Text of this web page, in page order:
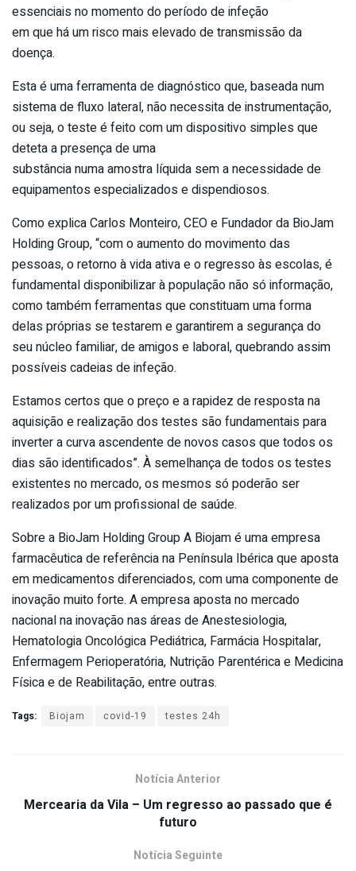
essenciais no momento do período de infeção
em que há um risco mais elevado de transmissão da
doença.
Esta é uma ferramenta de diagnóstico que, baseada num
sistema de fluxo lateral, não necessita de instrumentação,
ou seja, o teste é feito com um dispositivo simples que
deteta a presença de uma
substância numa amostra líquida sem a necessidade de
equipamentos especializados e dispendiosos.
Como explica Carlos Monteiro, CEO e Fundador da BioJam
Holding Group, “com o aumento do movimento das
pessoas, o retorno à vida ativa e o regresso às escolas, é
fundamental disponibilizar à população não só informação,
como também ferramentas que constituam uma forma
delas próprias se testarem e garantirem a segurança do
seu núcleo familiar, de amigos e laboral, quebrando assim
possíveis cadeias de infeção.
Estamos certos que o preço e a rapidez de resposta na
aquisição e realização dos testes são fundamentais para
inverter a curva ascendente de novos casos que todos os
dias são identificados”. À semelhança de todos os testes
existentes no mercado, os mesmos só poderão ser
realizados por um profissional de saúde.
Sobre a BioJam Holding Group A Biojam é uma empresa
farmacêutica de referência na Península Ibérica que aposta
em medicamentos diferenciados, com uma componente de
inovação muito forte. A empresa aposta no mercado
nacional na inovação nas áreas de Anestesiologia,
Hematologia Oncológica Pediátrica, Farmácia Hospitalar,
Enfermagem Perioperatória, Nutrição Parentérica e Medicina
Física e de Reabilitação, entre outras.
Tags: Biojam covid-19 testes 24h
Notícia Anterior
Mercearia da Vila – Um regresso ao passado que é
futuro
Notícia Seguinte